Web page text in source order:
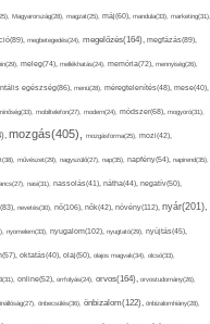
Magyarország(28), magzat(25), máj(60), mandula(33), marketing(31),
megbetegedés(24), megelőzés(164), megfázás(89),
meleg(74), mellékhatás(24), memória(72), mennyiség(26),
egészség(86), menü(28), méregtelenítés(48), mese(40),
mobiltelefon(27), modern(24), módszer(68), mogyoró(31),
mozgás(405), mozgásforma(25), mozi(42),
művészet(29), nagyszülő(27), nap(35), napfény(54), napirend(35),
nasi(31), nassolás(41), nátha(44), negatív(50),
nevetés(30), nő(106), nők(42), növény(112), nyár(201),
nyomelem(33), nyugalom(102), nyugtató(29), nyújtás(45),
oktatás(40), olaj(50), olajos magvak(34), olcsó(33),
online(52), orrfolyás(24), orvos(164), orvostudomány(26),
önbecsülés(36), önbizalom(122), önbizalomhiány(28),